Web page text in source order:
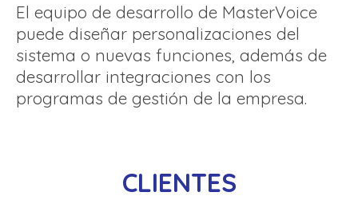
El equipo de desarrollo de MasterVoice
puede diseñar personalizaciones del
sistema o nuevas funciones, además de
desarrollar integraciones con los
programas de gestión de la empresa.
CLIENTES